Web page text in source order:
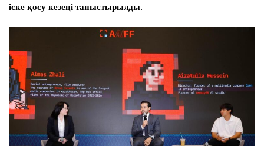
іске қосу кезеңі таныстырылды.